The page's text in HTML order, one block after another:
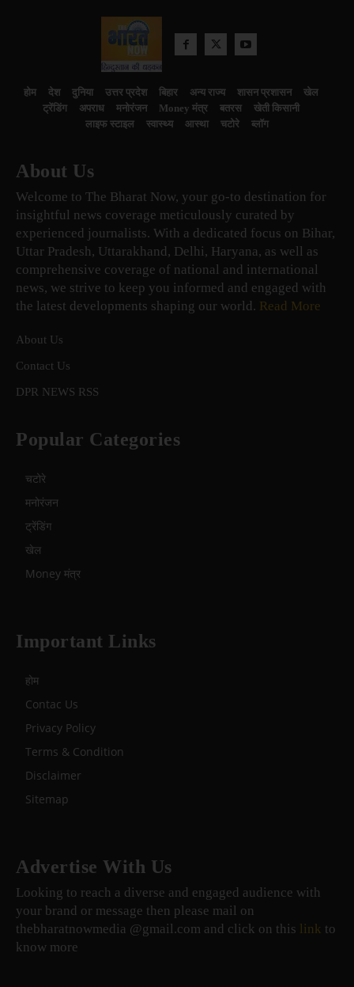
होम देश दुनिया उत्तर प्रदेश बिहार अन्य राज्य शासन प्रशासन
खेल
ट्रेंडिंग
अपराध मनोरंजन Money मंत्र बतरस
खेती किसानी
लाइफ स्टाइल
स्वास्थ्य आस्था चटोरे ब्लॉग
About Us
Welcome to The Bharat Now, your go-to destination for
insightful news coverage meticulously curated by
experienced journalists. With a dedicated focus on Bihar,
Uttar Pradesh, Uttarakhand, Delhi, Haryana, as well as
comprehensive coverage of national and international
news, we strive to keep you informed and engaged with
the latest developments shaping our world. Read More
About Us
Contact Us
DPR NEWS RSS
Popular Categories
चटोरे
मनोरंजन
ट्रेंडिंग
खेल
Money मंत्र
Important Links
होम
Contac Us
Privacy Policy
Terms & Condition
Disclaimer
Sitemap
Advertise With Us
Looking to reach a diverse and engaged audience with
your brand or message then please mail on
thebharatnowmedia @gmail.com and click on this link to
know more